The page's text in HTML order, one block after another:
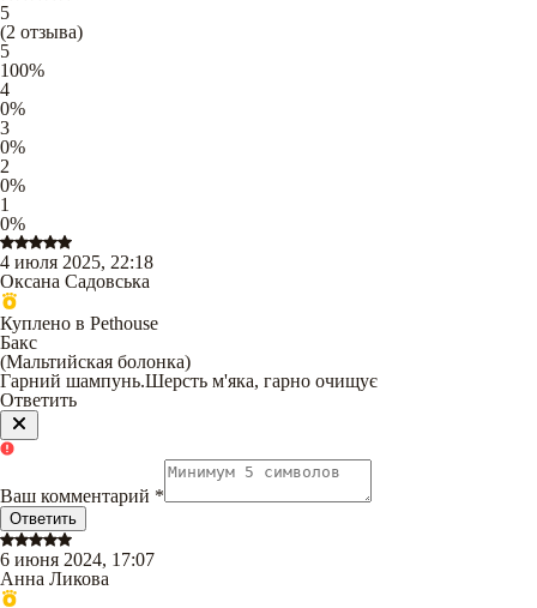
5
(2 отзыва)
5
100%
4
0%
3
0%
2
0%
1
0%
4 июля 2025, 22:18
Оксана Садовська
Куплено в Pethouse
Бакс
(Мальтийская болонка)
Гарний шампунь.Шерсть м'яка, гарно очищує
Ответить
Ваш комментарий *
Ответить
6 июня 2024, 17:07
Анна Ликова